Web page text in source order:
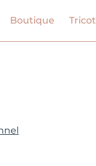
Boutique Tricot